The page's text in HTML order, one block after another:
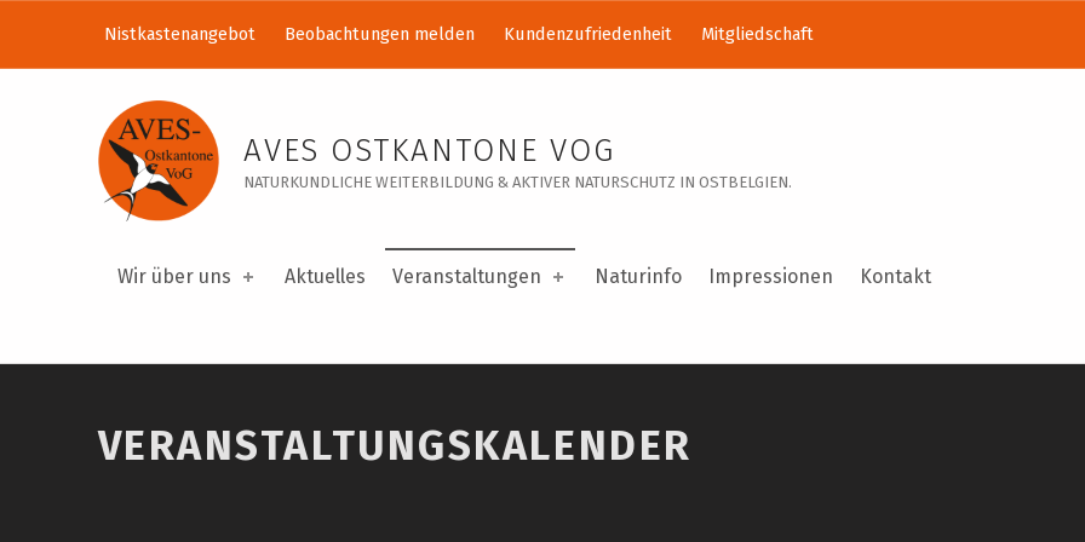
Veranstaltungskalender – AVES Ostkantone VoG
AVES OSTKANTONE VOG
NATURKUNDLICHE WEITERBILDUNG & AKTIVER NATURSCHUTZ IN OSTBELGIEN.
Wir über uns Aktuelles Veranstaltungen Naturinfo Impressionen Kontakt
Nistkastenangebot Beobachtungen melden Kundenzufriedenheit Mitgliedschaft
VERANSTALTUNGSKALENDER